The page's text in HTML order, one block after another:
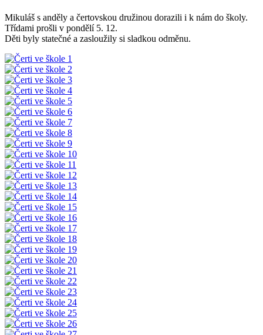
Mikuláš s anděly a čertovskou družinou dorazili i k nám do školy.
Třídami prošli v pondělí 5. 12.
Děti byly statečné a zasloužily si sladkou odměnu.